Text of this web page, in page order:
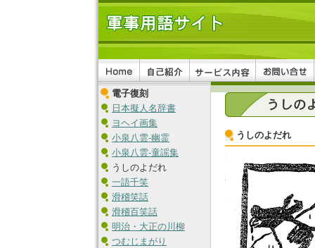
電子復刻
日本擬人名辞書
ヨヘイ画集
小泉八雲-幽霊
小泉八雲-童謡集
うしのよだれ
一語千笑
滑稽笑話
滑稽百笑話
明治・大正の川柳
つむじまがり
うしのよだれ